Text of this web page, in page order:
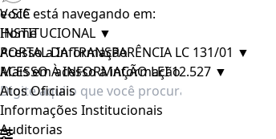
e-SIC
INSTITUCIONAL ▼
PORTAL DA TRANSPARÊNCIA LC 131/01 ▼
ACESSO À INFORMAÇÃO LEI 12.527 ▼
Você está navegando em:
Home
Acesso a Informação
Mais em acesso à informação
Atos Oficiais
Informações Institucionais
Auditorias